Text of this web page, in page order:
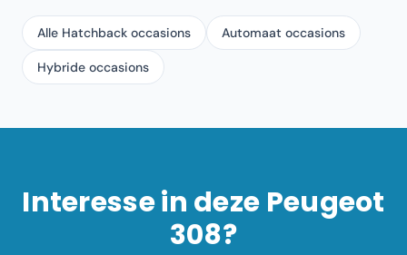
Alle Hatchback occasions Automaat occasions
Hybride occasions
Interesse in deze Peugeot
308?